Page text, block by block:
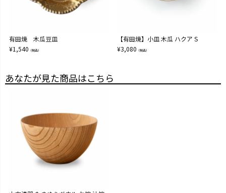
有田焼 木瓜豆皿
¥1,540 （税込）
【有田焼】小皿 木瓜 ハクア S
¥3,080 （税込）
あなたが見た商品はこちら